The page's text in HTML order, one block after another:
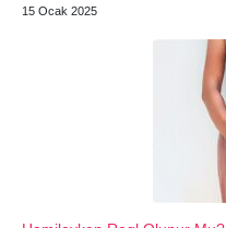
15 Ocak 2025